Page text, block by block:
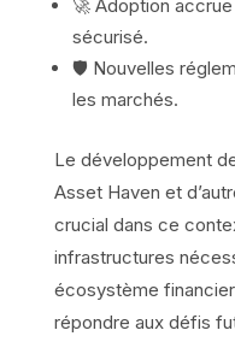
🚀 Adoption
sécurisé.
🛡️ Nouvelles
les marchés.
Le développement
Asset Haven et
crucial dans ce
infrastructures
écosystème
répondre aux défis